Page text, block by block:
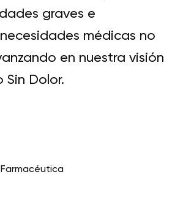
graves e
médicas no
en nuestra visión
Sin Dolor.